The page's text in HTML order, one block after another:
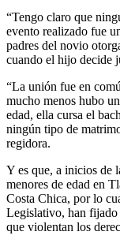
“Tengo claro que
evento realizado fue
padres del novio
cuando el hijo decide
“La unión fue en
mucho menos hubo
edad, ella cursa el
ningún tipo de
regidora.
Y es que, a inicios de
menores de edad en
Costa Chica, por lo
Legislativo, han fijado
que violentan los